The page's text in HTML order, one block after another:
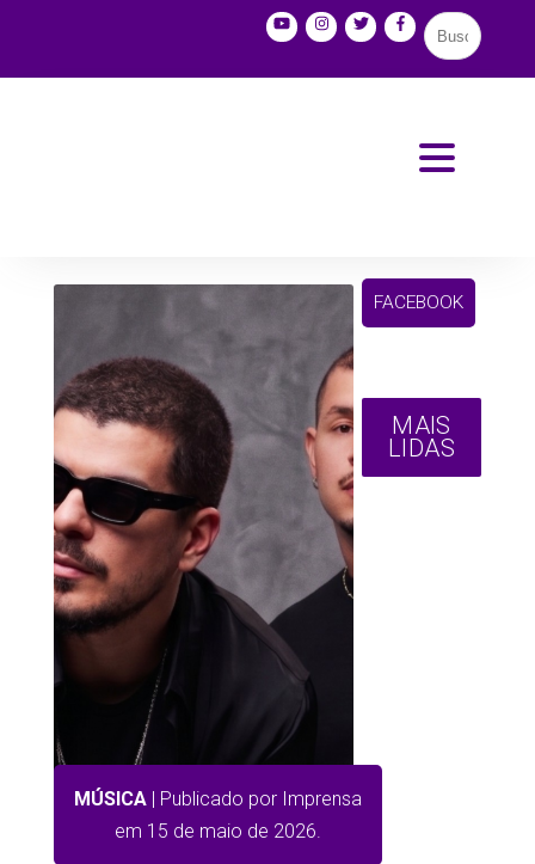
MÚSICA| Publicado por Imprensa
em 15 de maio de 2026.
FACEBOOK
MAIS
LIDAS